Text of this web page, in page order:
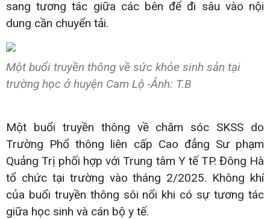
sang tương tác giữa các bên để đi sâu vào nội
dung cần chuyển tải.
Một buổi truyền thông về sức khỏe sinh sản tại
trường học ở huyện Cam Lộ -Ảnh: T.B
Một buổi truyền thông về chăm sóc SKSS do
Trường Phổ thông liên cấp Cao đẳng Sư phạm
Quảng Trị phối hợp với Trung tâm Y tế TP. Đông Hà
tổ chức tại trường vào tháng 2/2025. Không khí
của buổi truyền thông sôi nổi khi có sự tương tác
giữa học sinh và cán bộ y tế.